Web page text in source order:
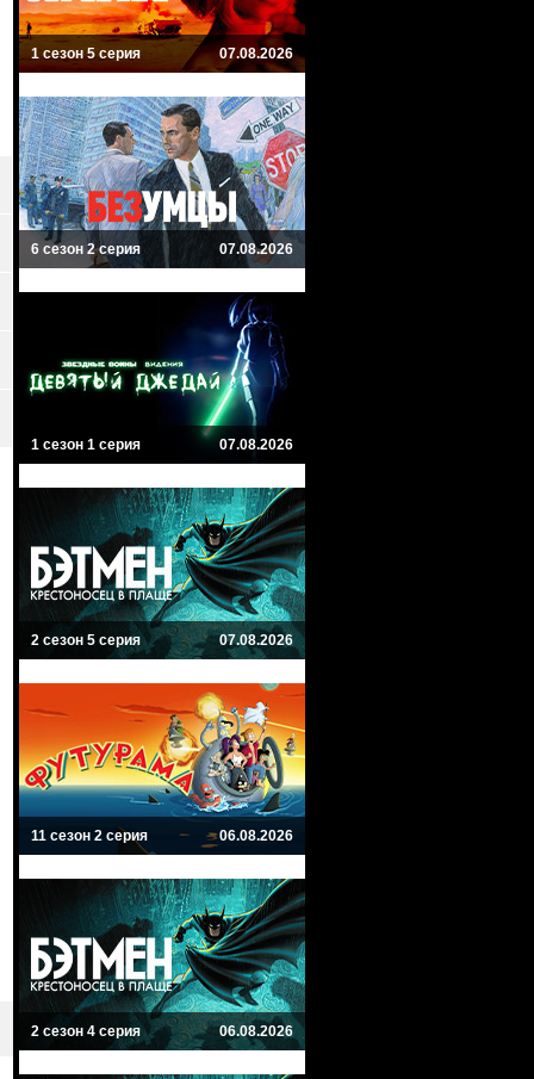
1 сезон 5 серия 07.08.2026
6 сезон 2 серия 07.08.2026
1 сезон 1 серия 07.08.2026
2 сезон 5 серия 07.08.2026
11 сезон 2 серия 06.08.2026
2 сезон 4 серия 06.08.2026